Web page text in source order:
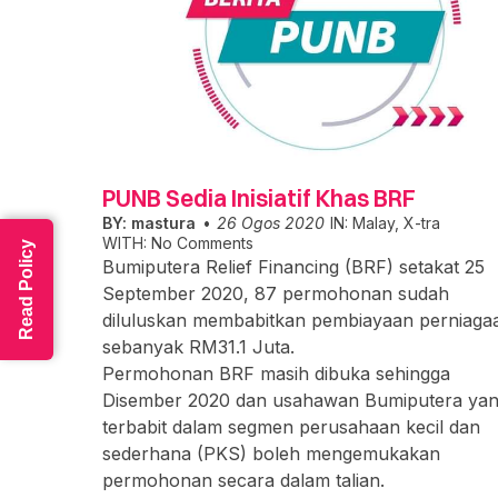
PUNB Sedia Inisiatif Khas BRF
BY: mastura 26 Ogos 2020 IN: Malay, X-tra
WITH: No Comments
Bumiputera Relief Financing (BRF) setakat 25
September 2020, 87 permohonan sudah
diluluskan membabitkan pembiayaan
sebanyak RM31.1 Juta.
Permohonan BRF masih dibuka sehingga
Disember 2020 dan usahawan Bumiputera yang
terbabit dalam segmen perusahaan kecil dan
sederhana (PKS) boleh mengemukakan
permohonan secara dalam talian.
Read Policy